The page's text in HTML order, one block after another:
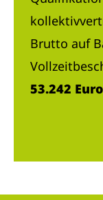
Brutto auf
53.242 Euro